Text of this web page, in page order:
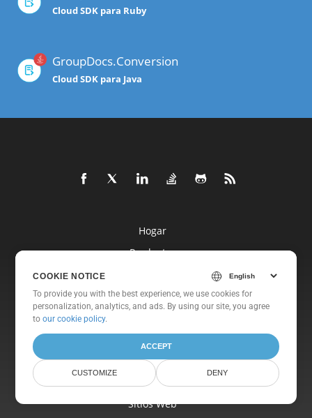
Cloud SDK para Ruby
GroupDocs.Conversion
Cloud SDK para Java
Hogar
Productos
Nueva Lanzamientos
Fijación
Libre Consultante
Blog
Sitios Web
COOKIE NOTICE
To provide you with the best experience, we use cookies for
personalization, analytics, and ads. By using our site, you agree
toour cookie policy.
ACCEPT
CUSTOMIZE DENY